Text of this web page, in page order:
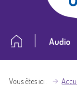
Audio
Vous êtes ici